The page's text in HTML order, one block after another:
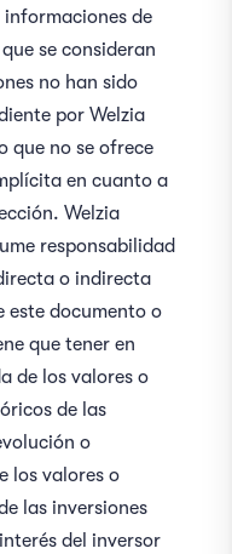
informaciones de
se consideran
no han sido
por Welzia
que no se ofrece
en cuanto a
Welzia
responsabilidad
o indirecta
este documento o
que tener en
de los valores o
de las
o
los valores o
las inversiones
del inversor